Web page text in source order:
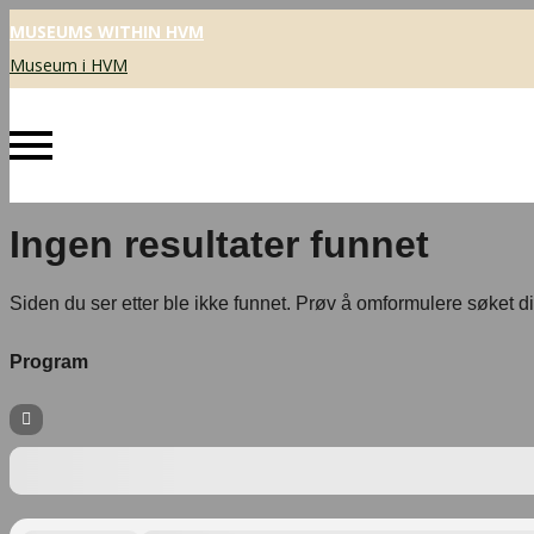
MUSEUMS WITHIN HVM
Museum i HVM
Ingen resultater funnet
Siden du ser etter ble ikke funnet. Prøv å omformulere søket
Program